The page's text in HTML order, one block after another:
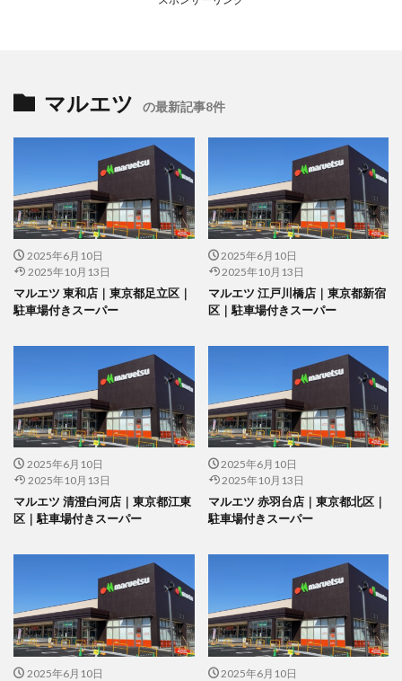
マルエツ の最新記事8件
2025年6月10日
2025年10月13日
マルエツ 東和店｜東京都足立区｜
駐車場付きスーパー
2025年6月10日
2025年10月13日
マルエツ 江戸川橋店｜東京都新宿
区｜駐車場付きスーパー
2025年6月10日
2025年10月13日
マルエツ 清澄白河店｜東京都江東
区｜駐車場付きスーパー
2025年6月10日
2025年10月13日
マルエツ 赤羽台店｜東京都北区｜
駐車場付きスーパー
2025年6月10日
2025年6月10日